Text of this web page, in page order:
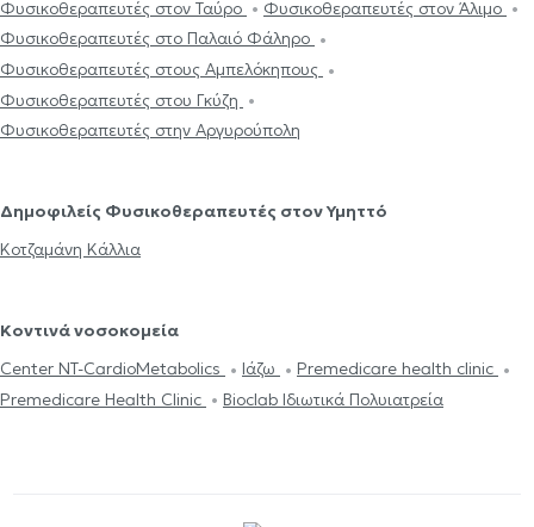
Φυσικοθεραπευτές στον Ταύρο
Φυσικοθεραπευτές στον Άλιμο
Φυσικοθεραπευτές στο Παλαιό Φάληρο
Φυσικοθεραπευτές στους Αμπελόκηπους
Φυσικοθεραπευτές στου Γκύζη
Φυσικοθεραπευτές στην Αργυρούπολη
Δημοφιλείς Φυσικοθεραπευτές στον Υμηττό
Κοτζαμάνη Κάλλια
Κοντινά νοσοκομεία
Center NT-CardioMetabolics
Ιάζω
Premedicare health clinic
Premedicare Health Clinic
Bioclab Ιδιωτικά Πολυιατρεία